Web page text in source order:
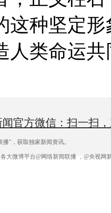
这种坚定
人类命运
官方微信：扫一扫
播”，获取独家新闻资讯。
大微博平台@网络新闻联播 ，@央视网